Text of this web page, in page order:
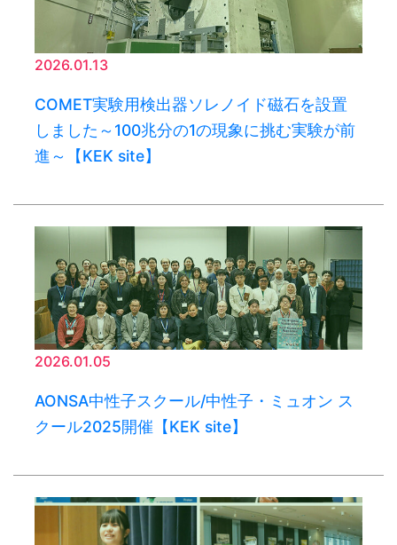
2026.01.13
COMET実験用検出器ソレノイド磁石を設置
しました～100兆分の1の現象に挑む実験が前
進～【KEK site】
2026.01.05
AONSA中性子スクール/中性子・ミュオン ス
クール2025開催【KEK site】